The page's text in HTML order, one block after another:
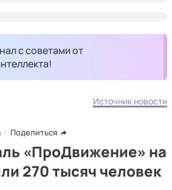
с советами от
Источник новости
Поделиться
«ПроДвижение» на
270 тысяч человек